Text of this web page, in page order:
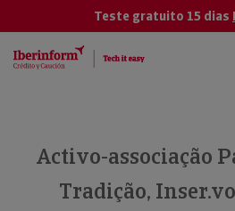
Teste gratuito 15 dias
Activo-associação
Tradição,